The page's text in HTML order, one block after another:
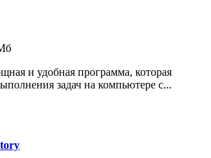
и удобная программа, которая
задач на компьютере с...